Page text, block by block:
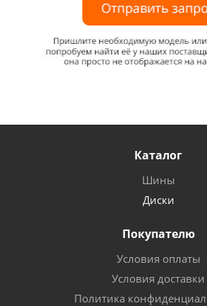
Каталог
Шины
Диски
Покупателю
Условия оплаты
Условия доставки
Политика